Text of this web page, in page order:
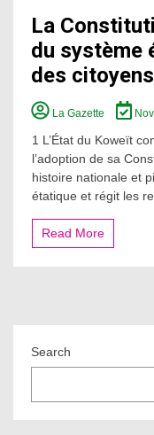
La
du système
des
La Gazette
1 L’État du Koweït
l’adoption de sa
histoire nationale et
étatique et régit les
Read More
Search